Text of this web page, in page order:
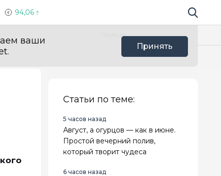
94,06 Поиск по
ваши
Принять
Польза
Статьи по теме:
5 часов назад
Август, а огурцов — как в июне.
Простой вечерний полив,
который творит чудеса
6 часов назад